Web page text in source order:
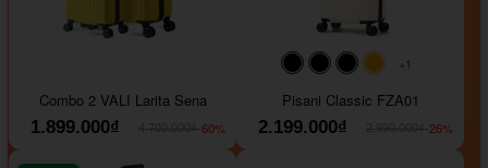
Combo 2 VALI Larita Sena
1.899.000₫
-60%
#000000#000000#000000
+1
Pisani Classic FZA01
2.199.000₫
-26%